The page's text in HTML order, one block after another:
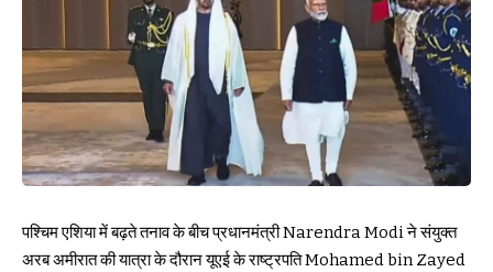
पश्चिम एशिया में बढ़ते तनाव के बीच प्रधानमंत्री Narendra Modi ने संयुक्त
अरब अमीरात की यात्रा के दौरान यूएई के राष्ट्रपति Mohamed bin Zayed